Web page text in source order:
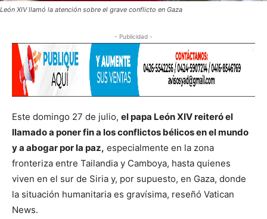
León XIV llamó la atención sobre el grave conflicto en Gaza
- Publicidad -
Este domingo 27 de julio, el papa León XIV reiteró el
llamado a poner fin a los conflictos bélicos en el mundo
y a abogar por la paz, especialmente en la zona
fronteriza entre Tailandia y Camboya, hasta quienes
viven en el sur de Siria y, por supuesto, en Gaza, donde
la situación humanitaria es gravísima, reseñó Vatican
News.